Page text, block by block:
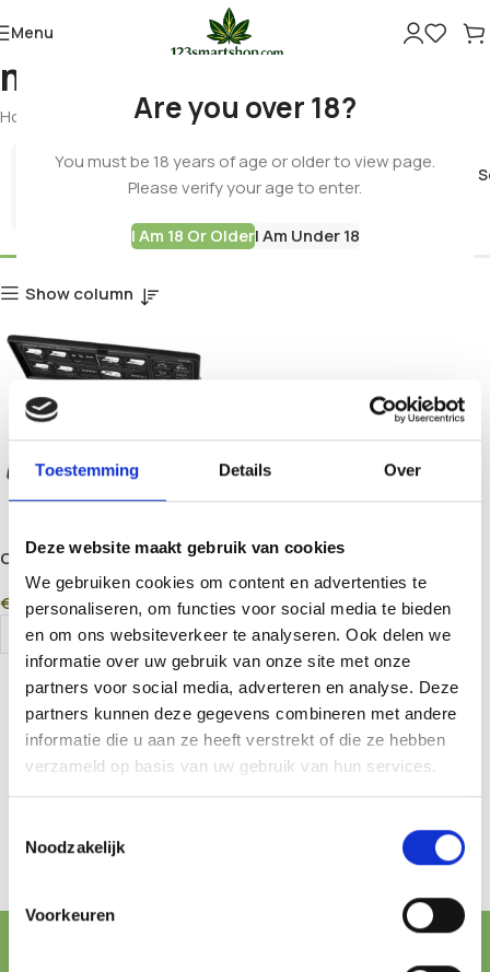
Toestemming Details Over
Deze website maakt gebruik van cookies
We gebruiken cookies om content en advertenties te
personaliseren, om functies voor social media te bieden
en om ons websiteverkeer te analyseren. Ook delen we
informatie over uw gebruik van onze site met onze
partners voor social media, adverteren en analyse. Deze
partners kunnen deze gegevens combineren met andere
informatie die u aan ze heeft verstrekt of die ze hebben
verzameld op basis van uw gebruik van hun services.
Noodzakelijk
Voorkeuren
Are you over 18?
You must be 18 years of age or older to view page.
Please verify your age to enter.
I Am 18 Or OlderI Am Under 18
Menu
miniscale
Home Products tagged “miniscale”
Best Deals
Cannabis
Show column
On Balance NUTRI-1000
Nutrient Miniscale 1000g x
0.1g – Digital Precision Scale
€ 24,50
Add To Cart